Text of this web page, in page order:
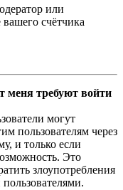
или
счётчика
меня требуют войти
могут
пользователям через
и только если
Это
злоупотребления